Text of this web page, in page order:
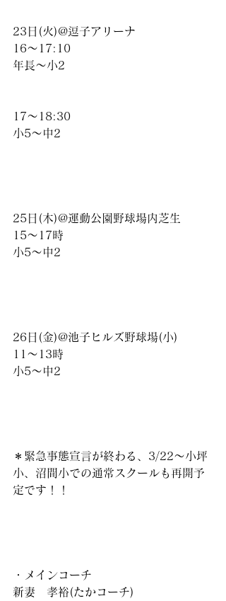
23日(火)@逗子アリーナ
16〜17:10
年長〜小2
17〜18:30
小5〜中2
25日(木)@運動公園野球場内芝生
15〜17時
小5〜中2
26日(金)@池子ヒルズ野球場(小)
11〜13時
小5〜中2
＊緊急事態宣言が終わる、3/22〜小坪
小、沼間小での通常スクールも再開予
定です！！
・メインコーチ
新妻　孝裕(たかコーチ)